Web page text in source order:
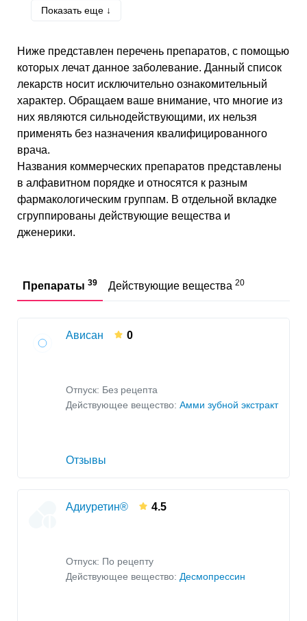
Оценка функции почек и их визуализация
Везикулография
Внутриматочные диагностические процедуры
Урологическая катетеризация
Ангиография при заболевании
мочевыводящих путей
Ультразвуковое исследование женских
половых органов
Инструментальные исследования органов
Пиелография
Малые гинекологические манипуляции
системы
Рентгенография мочеполовой системы
Цистоуретроскопия
Цистоуретрография
Расширение уретры
УЗИженских половых органов
Ангиография почки
Показать еще ↓
Ниже представлен перечень препаратов, с помощью
которых лечат данное заболевание. Данный список
лекарств носит исключительно ознакомительный
характер. Обращаем ваше внимание, что многие из
них являются сильнодействующими, их нельзя
применять без назначения квалифицированного
врача.
Названия коммерческих препаратов представлены
в алфавитном порядке и относятся к разным
фармакологическим группам. В отдельной вкладке
сгруппированы действующие вещества и
дженерики.
Препараты 39 Действующие вещества 20
Ависан 0
Отпуск: Без рецепта
Действующее вещество: Амми зубной экстракт
Отзывы
Адиуретин® 4.5
Отпуск: По рецепту
Действующее вещество: Десмопрессин